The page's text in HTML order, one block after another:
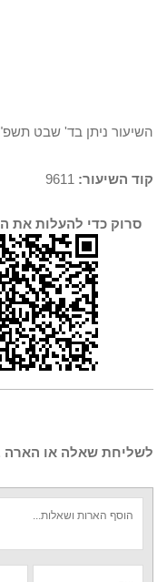
השיעור ניתן בד' שבט
קוד השיעור:
סרוק כדי להעלות את
לשליחת שאלה או הארה